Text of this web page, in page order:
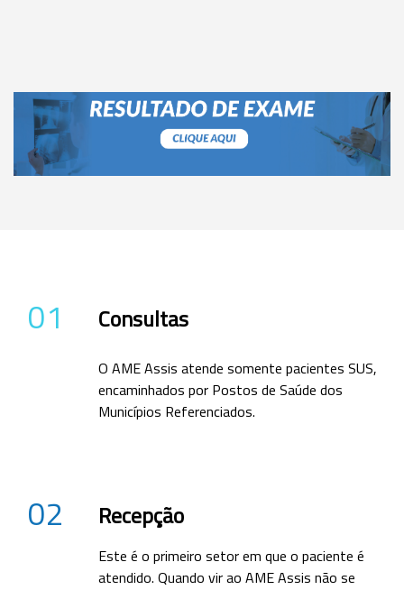
01 Consultas
O AME Assis atende somente pacientes SUS,
encaminhados por Postos de Saúde dos
Municípios Referenciados.
02 Recepção
Este é o primeiro setor em que o paciente é
atendido. Quando vir ao AME Assis não se